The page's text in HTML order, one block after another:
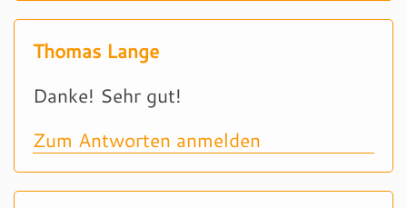
Thomas Lange
Danke! Sehr gut!
Zum Antworten anmelden